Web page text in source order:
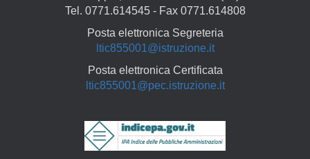
Tel. 0771.614545 - Fax 0771.614808
Posta elettronica Segreteria
ltic855001@istruzione.it
Posta elettronica Certificata
ltic855001@pec.istruzione.it